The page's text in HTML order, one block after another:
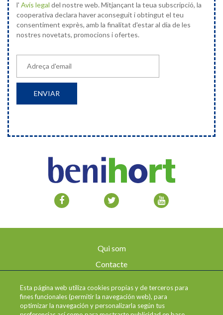
l' Avís legal del nostre web. Mitjançant la teua subscripció, la
cooperativa declara haver aconseguit i obtingut el teu
consentiment exprès, amb la finalitat d'estar al dia de les
nostres novetats, promocions i ofertes.
Qui som
Contacte
Enviaments i devolucions
Política de privadesa
Esta página web utiliza cookies propias y de terceros para
fines funcionales (permitir la navegación web), para
optimizar la navegación y personalizarla según tus